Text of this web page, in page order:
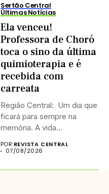
Sertão Central
Últimas Notícias
Ela venceu!
Professora de Choró
toca o sino da última
quimioterapia e é
recebida com
carreata
Região Central: Um dia que
ficará para sempre na
memória. A vida...
POR:REVISTA CENTRAL
07/08/2026